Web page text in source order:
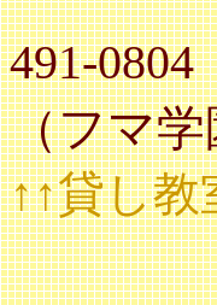
491-
（フマ
↑↑貸し教